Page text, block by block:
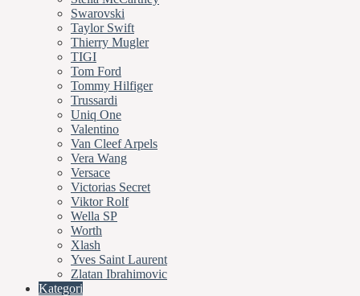
Swarovski
Taylor Swift
Thierry Mugler
TIGI
Tom Ford
Tommy Hilfiger
Trussardi
Uniq One
Valentino
Van Cleef Arpels
Vera Wang
Versace
Victorias Secret
Viktor Rolf
Wella SP
Worth
Xlash
Yves Saint Laurent
Zlatan Ibrahimovic
Kategori